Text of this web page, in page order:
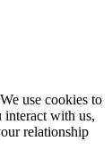
use cookies to
with us,
relationship